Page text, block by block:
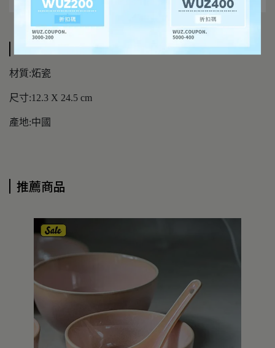
材質:炻瓷
尺寸:12.3 X 24.5 cm
產地:中國
推薦商品